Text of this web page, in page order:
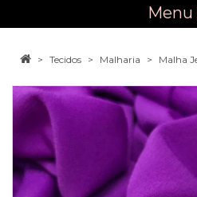
Menu
Tecidos Malharia Malha